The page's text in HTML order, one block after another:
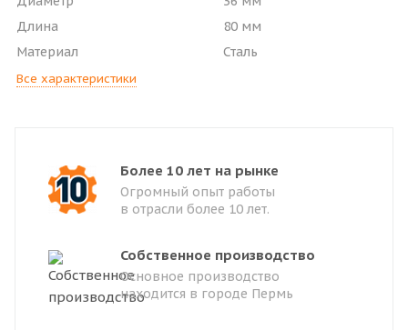
Длина
80 мм
Материал
Сталь
Все характеристики
Более 10 лет на рынке
Огромный опыт работы
в отрасли более 10 лет.
Собственное производство
Основное производство
находится в городе Пермь